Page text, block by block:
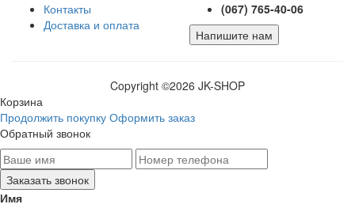
Контакты
Доставка и оплата
(067) 765-40-06
Напишите нам
Copyright ©2026 JK-SHOP
Корзина
Продолжить покупку Оформить заказ
Обратный звонок
Имя